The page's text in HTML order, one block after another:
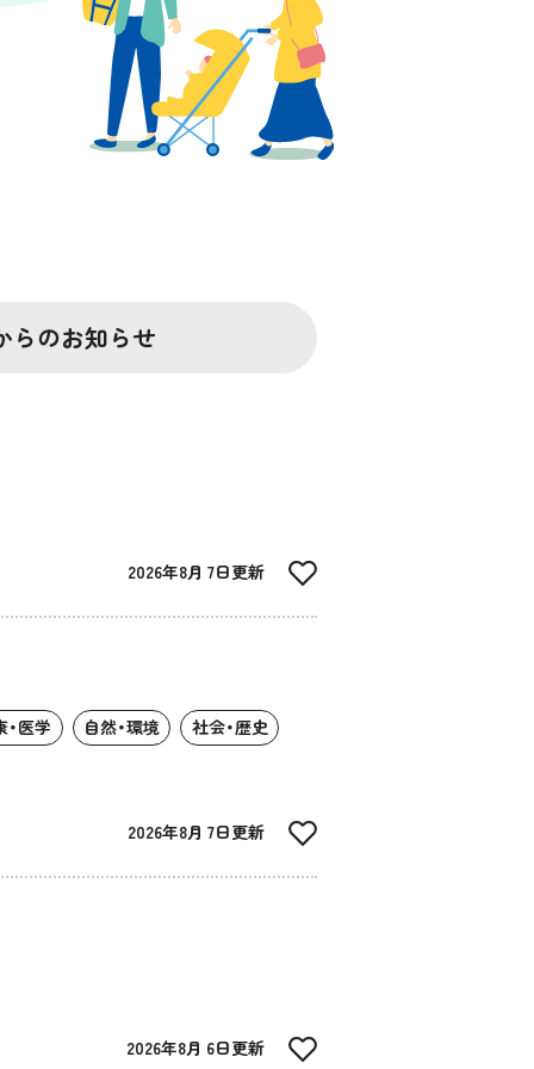
らのお知らせ
2026年8月 7日更新
・医学 自然・環境 社会・歴史
2026年8月 7日更新
2026年8月 6日更新